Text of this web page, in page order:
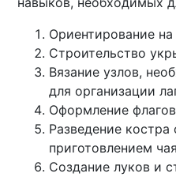
Ориентирование
Строительство
Вязание узлов,
для организации
Оформление
Разведение
приготовлением
Создание луков и